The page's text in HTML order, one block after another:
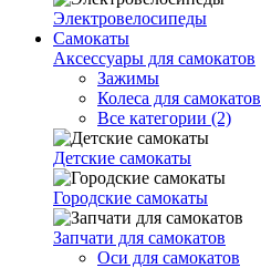
Электровелосипеды
Самокаты
Аксессуары для самокатов
Зажимы
Колеса для самокатов
Все категории (2)
Детские самокаты
Городские самокаты
Запчати для самокатов
Оси для самокатов